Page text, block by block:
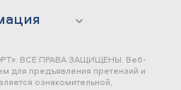
ВСЕ ПРАВА ЗАЩИЩЕНЫ. Веб-
для предъявления претензий и
ознакомительной,